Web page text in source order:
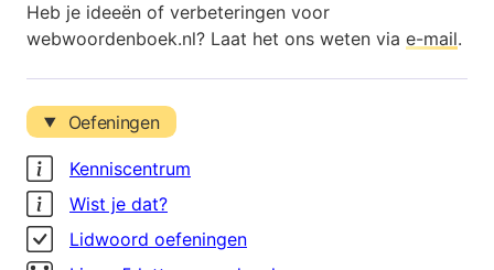
Heb je ideeën of verbeteringen voor
webwoordenboek.nl? Laat het ons weten via e-mail.
Oefeningen
Kenniscentrum
Wist je dat?
Lidwoord oefeningen